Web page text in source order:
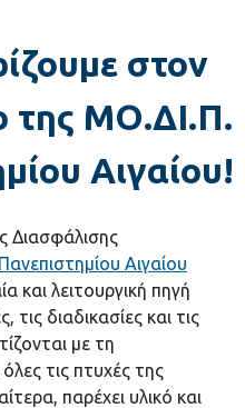
στον
της ΜΟ.ΔΙ.Π.
Αιγαίου!
Διασφάλισης
Πανεπιστημίου Αιγαίου
και λειτουργική πηγή
διαδικασίες και τις
με τη
τις πτυχές της
παρέχει υλικό και